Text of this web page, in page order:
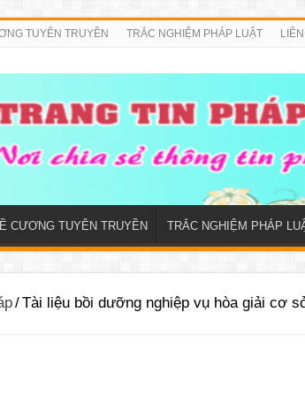
TUYÊN TRUYỀN TRẮC NGHIỆM PHÁP LUẬT
CƯƠNG TUYÊN TRUYỀN TRẮC NGHIỆM PHÁP
/Tài liệu bồi dưỡng nghiệp vụ hòa giải cơ